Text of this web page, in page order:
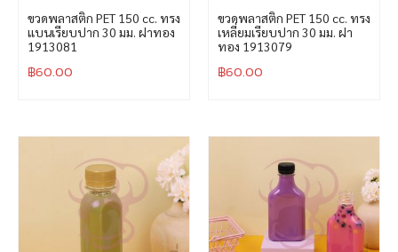
ขวดพลาสติก PET 150 cc. ทรง
แบนเรียบปาก 30 มม. ฝาทอง
1913081
฿60.00
ขวดพลาสติก PET 150 cc. ทรง
เหลี่ยมเรียบปาก 30 มม. ฝา
ทอง 1913079
฿60.00